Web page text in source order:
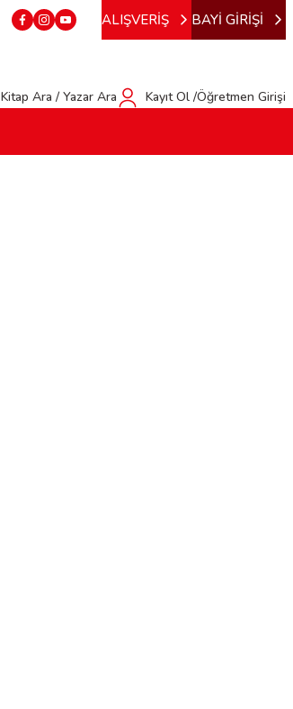
ALIŞVERİŞ BAYİ GİRİŞİ
Kitap Ara / Yazar Ara
Kayıt Ol /Öğretmen Girişi